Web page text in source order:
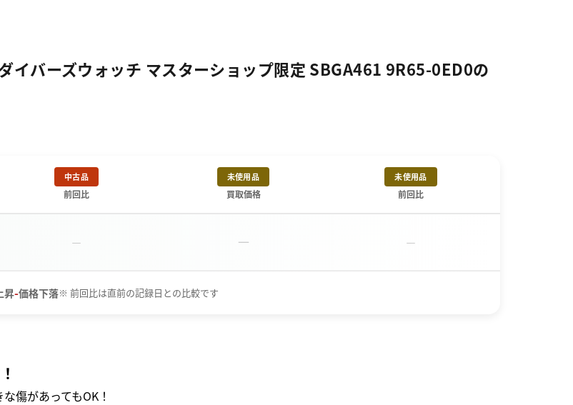
イバーズウォッチ マスターショップ限定 SBGA461 9R65-0ED0の
中古品
前回比
未使用品
買取価格
未使用品
前回比
－ － －
昇-価格下落※ 前回比は直前の記録日との比較です
傷があってもOK！